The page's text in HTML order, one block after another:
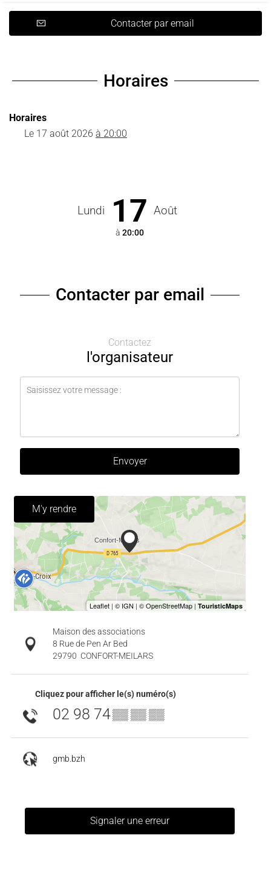
Contacter par email
Horaires
Horaires
Le 17 août 2026 à 20:00
Lundi 17 Août
à 20:00
Contacter par email
Contactez
l'organisateur
Envoyer
M'y rendre
Maison des associations
8 Rue de Pen Ar Bed
29790 CONFORT-MEILARS
Cliquez pour afficher le(s) numéro(s)
02 98 74▒▒ ▒▒ ▒▒
gmb.bzh
Signaler une erreur